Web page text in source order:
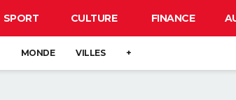
SPORT CULTURE FINANCE
MONDE VILLES +